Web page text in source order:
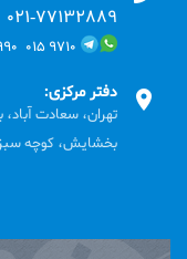
۰۲۱-۷۷۱٣۲۸۸۹
۹۷۱۰ ۰۱۵ ۰۹۹۰
دفتر مرکزی:
تهران، سعادت آباد،
بخشایش، کوچه سبز،